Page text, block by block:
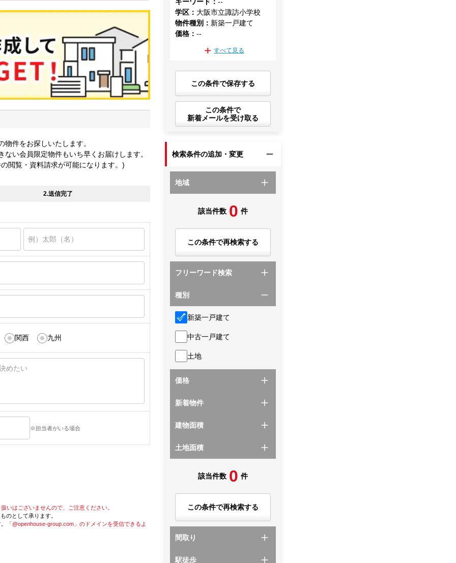
件をお探しいたします。
い会員限定物件もいち早くお届けします。
閲覧・資料請求が可能になります。)
2.送信完了
関西 九州
※担当者がいる場合
いはございませんので、ご注意ください。
のとして承ります。
「@openhouse-group.com」のドメインを受信できるよ
学区 ： 大阪市立諏訪小学校
物件種別 ： 新築一戸建て
価格 ：--
すべて見る
この条件で保存する
この条件で
新着メールを受け取る
検索条件の追加・変更
地域
該当件数 0 件
この条件で再検索する
フリーワード検索
種別
新築一戸建て
中古一戸建て
土地
価格
新着物件
建物面積
土地面積
該当件数 0 件
この条件で再検索する
間取り
駅徒歩